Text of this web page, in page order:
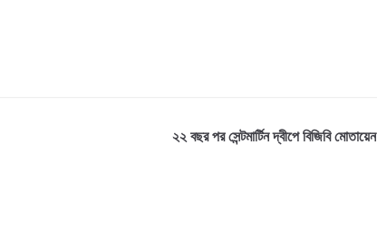
২২ বছর পর সেন্টমার্টিন দ্বীপে বিজিবি মোতায়েন